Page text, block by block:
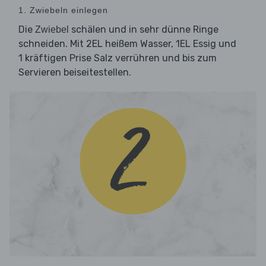
1. Zwiebeln einlegen
Die Zwiebel schälen und in sehr dünne Ringe
schneiden. Mit 2EL heißem Wasser, 1EL Essig und
1 kräftigen Prise Salz verrühren und bis zum
Servieren beiseitestellen.